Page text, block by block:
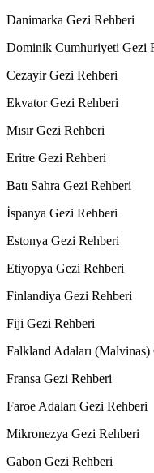
Danimarka Gezi Rehberi
Dominik Cumhuriyeti Gezi
Cezayir Gezi Rehberi
Ekvator Gezi Rehberi
Mısır Gezi Rehberi
Eritre Gezi Rehberi
Batı Sahra Gezi Rehberi
İspanya Gezi Rehberi
Estonya Gezi Rehberi
Etiyopya Gezi Rehberi
Finlandiya Gezi Rehberi
Fiji Gezi Rehberi
Falkland Adaları (Malvinas)
Fransa Gezi Rehberi
Faroe Adaları Gezi Rehberi
Mikronezya Gezi Rehberi
Gabon Gezi Rehberi